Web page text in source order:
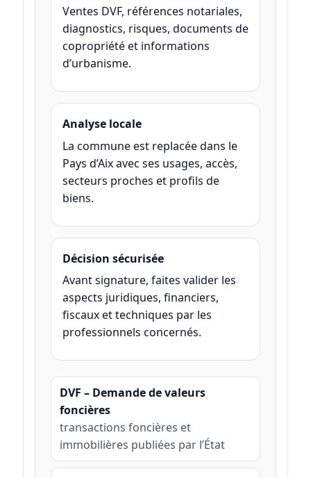
Ventes DVF, références notariales,
diagnostics, risques, documents de
copropriété et informations
d’urbanisme.
Analyse locale
La commune est replacée dans le
Pays d’Aix avec ses usages, accès,
secteurs proches et profils de
biens.
Décision sécurisée
Avant signature, faites valider les
aspects juridiques, financiers,
fiscaux et techniques par les
professionnels concernés.
DVF – Demande de valeurs
foncières
transactions foncières et
immobilières publiées par l’État